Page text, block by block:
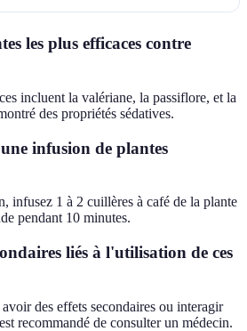
les plus efficaces contre
incluent la valériane, la passiflore, et la
des propriétés sédatives.
infusion de plantes
infusez 1 à 2 cuillères à café de la plante
pendant 10 minutes.
liés à l'utilisation de ces
des effets secondaires ou interagir
recommandé de consulter un médecin.